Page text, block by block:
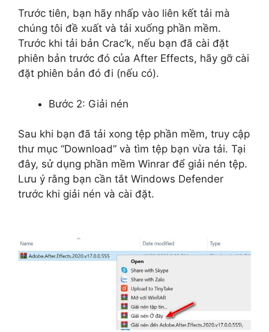
Trước tiên, bạn hãy nhấp vào liên kết tải mà
chúng tôi đề xuất và tải xuống phần mềm.
Trước khi tải bản Crac’k, nếu bạn đã cài đặt
phiên bản trước đó của After Effects, hãy gỡ cài
đặt phiên bản đó đi (nếu có).
Bước 2: Giải nén
Sau khi bạn đã tải xong tệp phần mềm, truy cập
thư mục “Download” và tìm tệp bạn vừa tải. Tại
đây, sử dụng phần mềm Winrar để giải nén tệp.
Lưu ý rằng bạn cần tắt Windows Defender
trước khi giải nén và cài đặt.